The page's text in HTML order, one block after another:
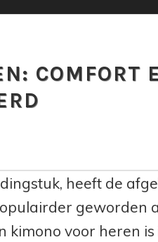
COMFORT
heeft de
geworden
kimono voor heren is